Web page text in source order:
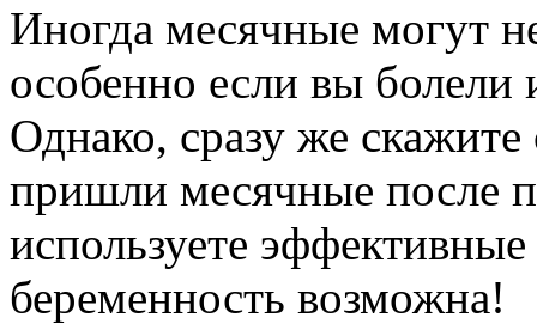
Иногда месячные могут
особенно если вы болели
Однако, сразу же скажите
пришли месячные после
используете
беременность возможна!